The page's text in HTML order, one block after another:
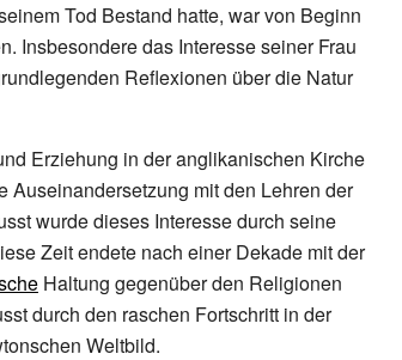
Tod Bestand hatte, war von Beginn
Insbesondere das Interesse seiner Frau
Reflexionen über die Natur
Erziehung in der anglikanischen Kirche
Auseinandersetzung mit den Lehren der
wurde dieses Interesse durch seine
Zeit endete nach einer Dekade mit der
Haltung gegenüber den Religionen
durch den raschen Fortschritt in der
Weltbild.